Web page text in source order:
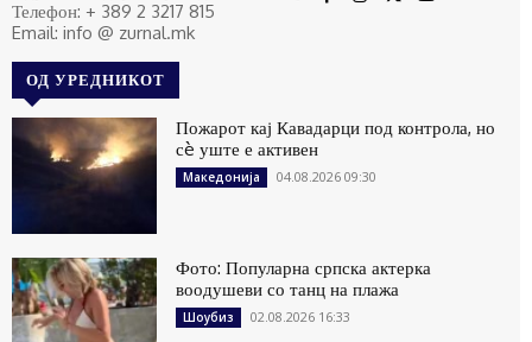
Телефон: + 389 2 3217 815
Email: info @ zurnal.mk
ОД УРЕДНИКОТ
Пожарот кај Кавадарци под контрола, но
сè уште е активен
Македонија 04.08.2026 09:30
Фото: Популарна српска актерка
воодушеви со танц на плажа
Шоубиз 02.08.2026 16:33